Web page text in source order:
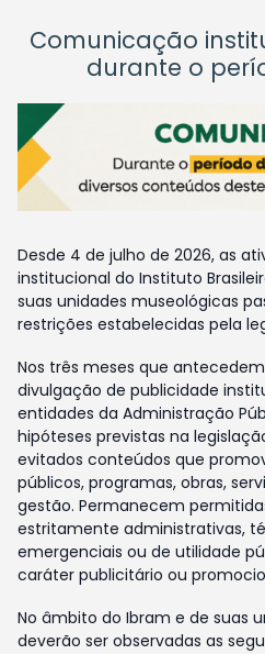
Comunicação
durante o
Desde 4 de julho de 2026, as
institucional do Instituto
suas unidades museológicas
restrições estabelecidas pela
Nos três meses que
divulgação de publicidade
entidades da Administração
hipóteses previstas na
evitados conteúdos que
públicos, programas, obras,
gestão. Permanecem
estritamente administrativas,
emergenciais ou de utilidade
caráter publicitário ou
No âmbito do Ibram e de suas
deverão ser observadas as